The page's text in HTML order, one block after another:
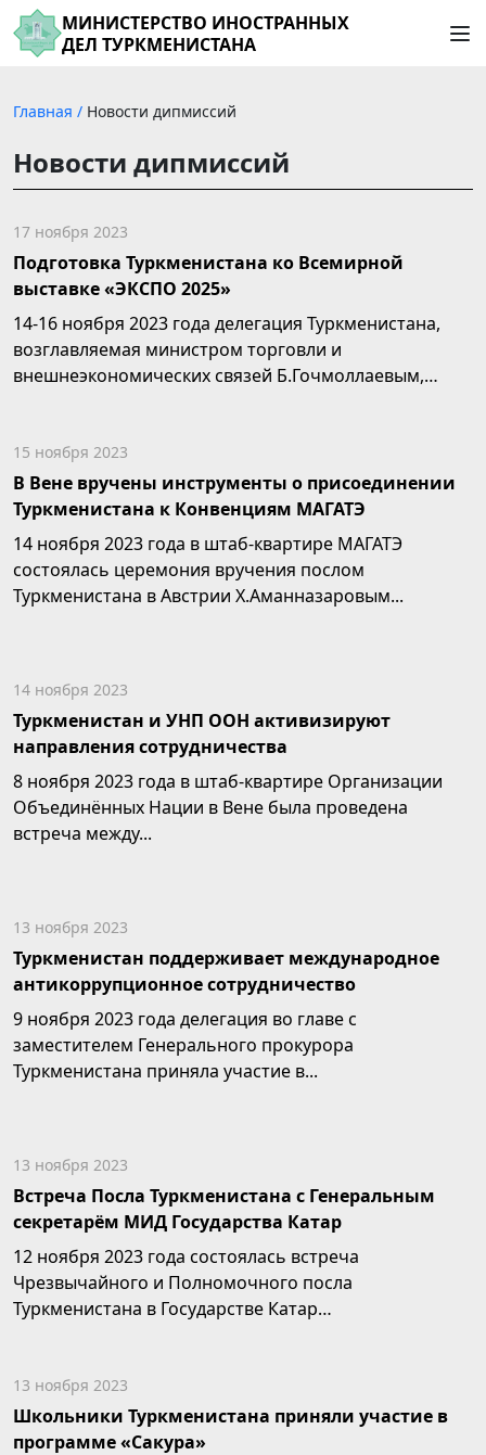
МИНИСТЕРСТВО ИНОСТРАННЫХ
ДЕЛ ТУРКМЕНИСТАНА
Главная / Новости дипмиссий
Новости дипмиссий
17 ноября 2023
Подготовка Туркменистана ко Всемирной
выставке «ЭКСПО 2025»
14-16 ноября 2023 года делегация Туркменистана,
возглавляемая министром торговли и
внешнеэкономических связей Б.Гочмоллаевым,
15 ноября 2023
В Вене вручены инструменты о присоединении
Туркменистана к Конвенциям МАГАТЭ
14 ноября 2023 года в штаб-квартире МАГАТЭ
состоялась церемония вручения послом
Туркменистана в Австрии Х.Аманназаровым...
14 ноября 2023
Туркменистан и УНП ООН активизируют
направления сотрудничества
8 ноября 2023 года в штаб-квартире Организации
Объединённых Нации в Вене была проведена
встреча между...
13 ноября 2023
Туркменистан поддерживает международное
антикоррупционное сотрудничество
9 ноября 2023 года делегация во главе с
заместителем Генерального прокурора
Туркменистана приняла участие в...
13 ноября 2023
Встреча Посла Туркменистана с Генеральным
секретарём МИД Государства Катар
12 ноября 2023 года состоялась встреча
Чрезвычайного и Полномочного посла
Туркменистана в Государстве Катар
13 ноября 2023
Школьники Туркменистана приняли участие в
программе «Сакура»